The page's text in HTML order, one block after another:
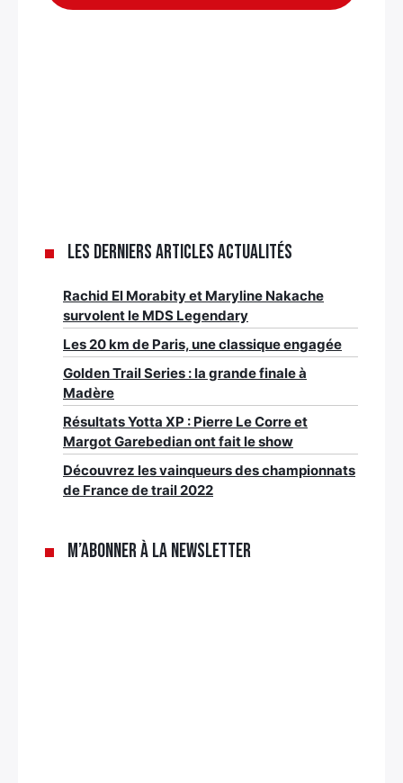
Les derniers articles Actualités
Rachid El Morabity et Maryline Nakache
survolent le MDS Legendary
Les 20 km de Paris, une classique engagée
Golden Trail Series : la grande finale à
Madère
Résultats Yotta XP : Pierre Le Corre et
Margot Garebedian ont fait le show
Découvrez les vainqueurs des championnats
de France de trail 2022
M’abonner à la newsletter